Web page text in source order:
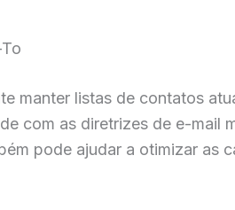
manter listas de contatos
com as diretrizes de e-mail
pode ajudar a otimizar as